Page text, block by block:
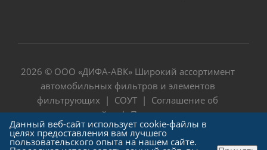
2026 © ООО «ДИФА-АВК» Широкий ассортимент
автомобильных фильтров и элементов
фильтрующих | СОУТ | Соглашение об
использовании сайта|Политика в отношении
обработки персональных данных
Данный веб-сайт использует cookie-файлы в
целях предоставления вам лучшего
пользовательского опыта на нашем сайте.